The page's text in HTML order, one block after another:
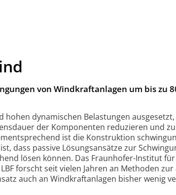
von Wind­kraft­anlagen um bis zu
hohen dynamischen Belas­tungen ausgesetzt,
der Komponenten reduzieren und zu
ist die Konstruktion
dass passive Lösungs­ansätze zur
lösen können. Das Fraun­hofer-Institut für
forscht seit vielen Jahren an Methoden zur
auch an Wind­kraft­anlagen bisher wenig